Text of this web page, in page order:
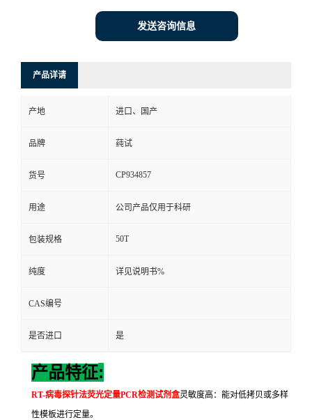
发送咨询信息
产品详请
产地 进口、国产
品牌 莼试
货号 CP934857
用途 公司产品仅用于科研
包装规格 50T
纯度 详见说明书%
CAS编号
是否进口 是
产品特征:
RT-病毒探针法荧光定量PCR检测试剂盒灵敏度高：能对低拷贝或多样
性模板进行定量。